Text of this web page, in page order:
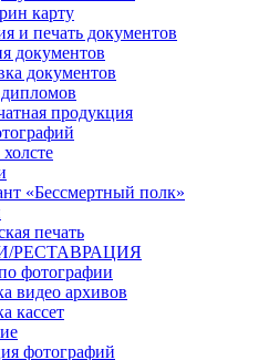
карту
и печать документов
документов
документов
продукция
«Бессмертный полк»
печать
РЕСТАВРАЦИЯ
фотографии
видео архивов
кассет
фотографий